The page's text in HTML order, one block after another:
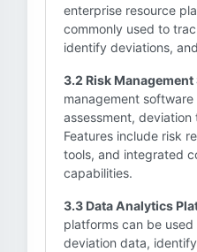
enterprise resource
commonly used to
identify deviations,
3.2 Risk
management
assessment,
Features include risk
tools, and integrated
capabilities.
3.3 Data Analytics
platforms can be
deviation data,